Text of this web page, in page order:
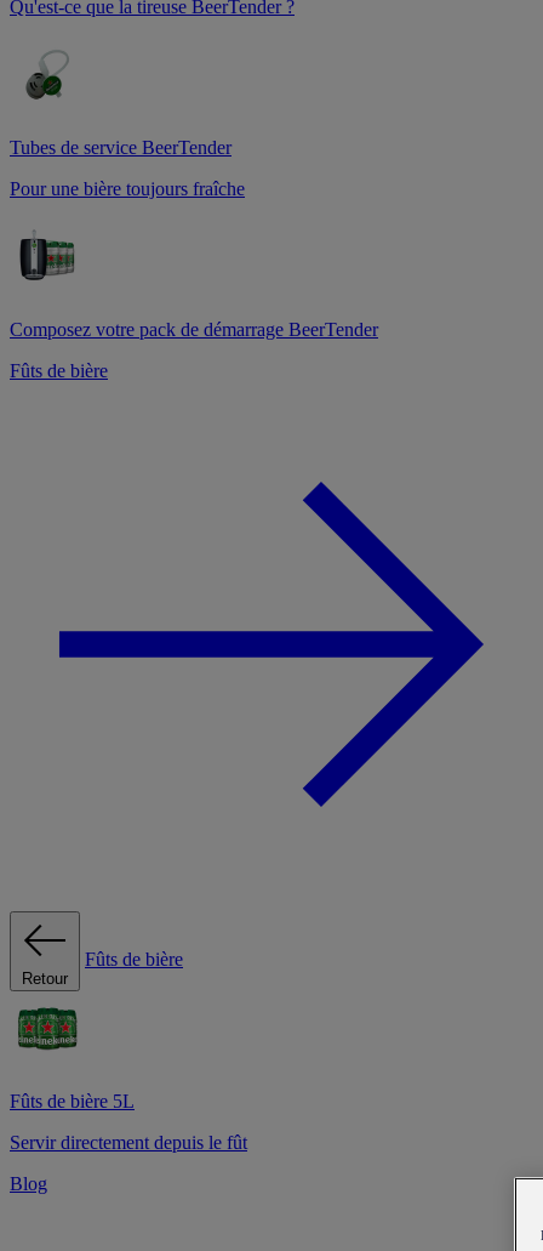
Qu'est-ce que la tireuse BeerTender ?
Tubes de service BeerTender
Pour une bière toujours fraîche
Composez votre pack de démarrage BeerTender
Fûts de bière
Retour
Fûts de bière
Fûts de bière 5L
Servir directement depuis le fût
Blog